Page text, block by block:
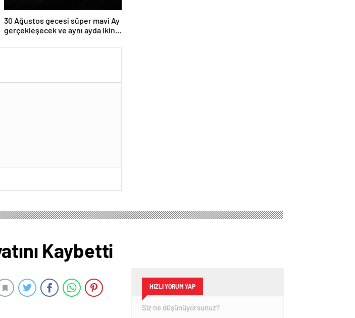
30 Ağustos gecesi süper mavi Ay
gerçekleşecek ve aynı ayda ikinci
Kaybetti
HIZLI YORUM YAP